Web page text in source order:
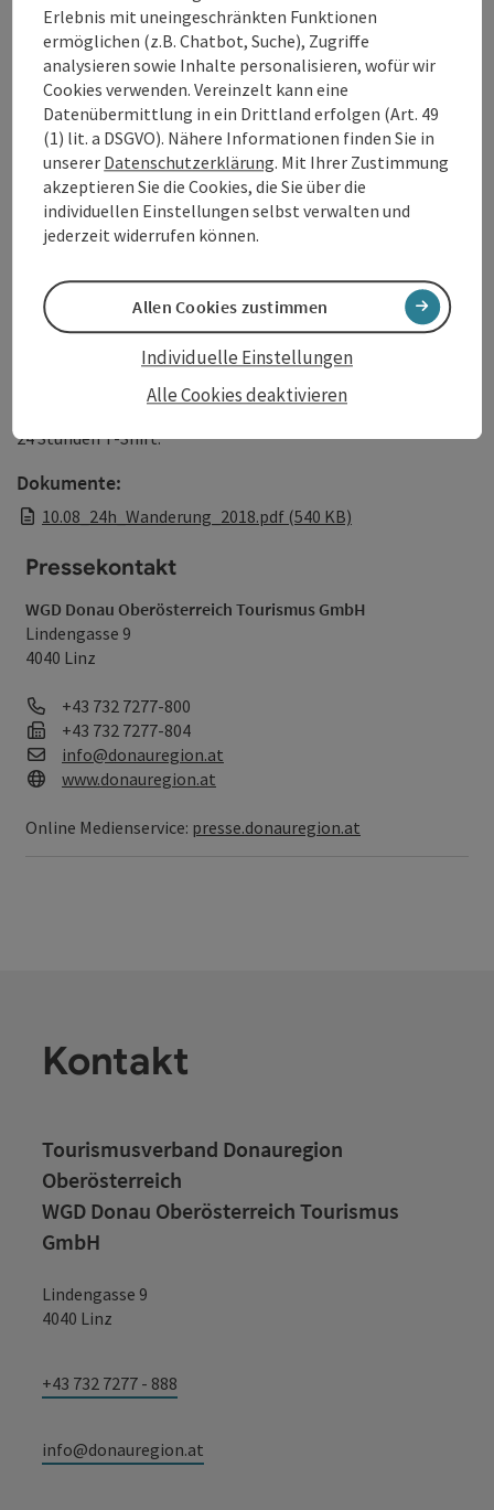
Nach einem stärkenden Abendessen im Riverresort
Donauschlinge starten alle Wanderer gemeinsam in die
Nachttour. Über Mitterberg ging es die steilen Donauhänge
bergauf bis nach Etzing. Der Weg führte weiter Richtung St.
Agatha und durch ein Waldstück hinunter zur Nibelungen-
Bundesstraße. Von da aus ging es hinauf ins Ortszentrum von
Haibach ob der Donau, wo die letzte Stärkung im Gasthof
Silvia auf die fleißigen Wanderer wartete. Über Linetshub und
die Donauleiten hinunter führte die letzte Etappe zurück an
am Donausteig geschafft.
Bei einem abschließenden gemeinsamen Frühstück konnte
die Wanderung gemütlich ausklingen. Zur Erinnerung
überreichten Friedrich Bernhofer, Vorsitzender der Donau
Oberösterreich und Hotelchefin Eva Gugler vom Riverresort
24 Stunden T-Shirt.
Dokumente:
10.08_24h_Wanderung_2018.pdf (540 KB)
Pressekontakt
WGD Donau Oberösterreich Tourismus GmbH
Lindengasse 9
4040 Linz
Telefon
+43 732 7277-800
Fax
+43 732 7277-804
E-Mail
info@donauregion.at
Web
www.donauregion.at
Online Medienservice: presse.donauregion.at
Kontakt
Tourismusverband Donauregion
Oberösterreich
WGD Donau Oberösterreich Tourismus
GmbH
Lindengasse 9
4040 Linz
+43 732 7277 - 888
info@donauregion.at
Erlebnis mit uneingeschränkten Funktionen
ermöglichen (z.B. Chatbot, Suche), Zugriffe
analysieren sowie Inhalte personalisieren, wofür wir
Cookies verwenden. Vereinzelt kann eine
Datenübermittlung in ein Drittland erfolgen (Art. 49
(1) lit. a DSGVO). Nähere Informationen finden Sie in
unserer Datenschutzerklärung. Mit Ihrer Zustimmung
akzeptieren Sie die Cookies, die Sie über die
individuellen Einstellungen selbst verwalten und
jederzeit widerrufen können.
Alle Cookies deaktivieren
Individuelle Einstellungen
Allen Cookies zustimmen